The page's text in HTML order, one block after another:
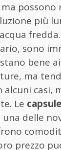
possono
più
sono
bene
ma
alcuni casi,
Le capsule
delle
prezzo